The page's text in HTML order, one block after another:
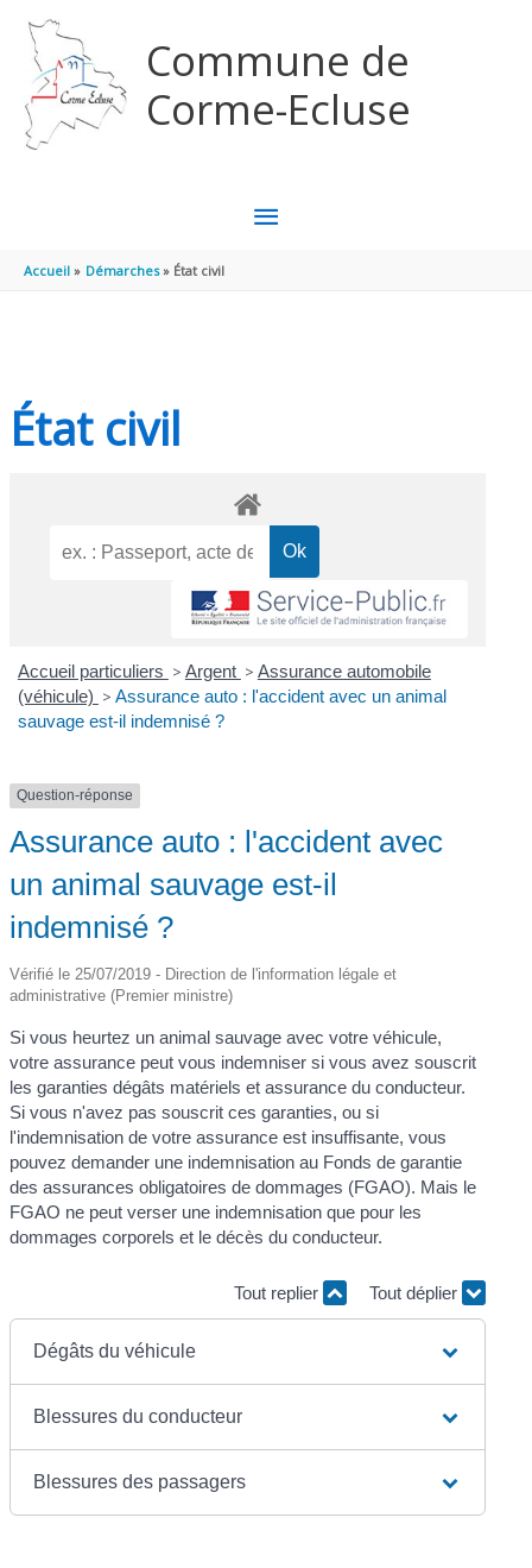
Commune de
Corme-Ecluse
MENU
Accueil Démarches État civil
État civil
Accueil particuliers > Argent > Assurance automobile
(véhicule) > Assurance auto : l'accident avec un animal
sauvage est-il indemnisé ?
Question-réponse
Assurance auto : l'accident avec
un animal sauvage est-il
indemnisé ?
Vérifié le 25/07/2019 - Direction de l'information légale et
administrative (Premier ministre)
Si vous heurtez un animal sauvage avec votre véhicule,
votre assurance peut vous indemniser si vous avez souscrit
les garanties dégâts matériels et assurance du conducteur.
Si vous n'avez pas souscrit ces garanties, ou si
l'indemnisation de votre assurance est insuffisante, vous
pouvez demander une indemnisation au Fonds de garantie
des assurances obligatoires de dommages (FGAO). Mais le
FGAO ne peut verser une indemnisation que pour les
dommages corporels et le décès du conducteur.
Tout replier Tout déplier
Dégâts du véhicule
Blessures du conducteur
Blessures des passagers